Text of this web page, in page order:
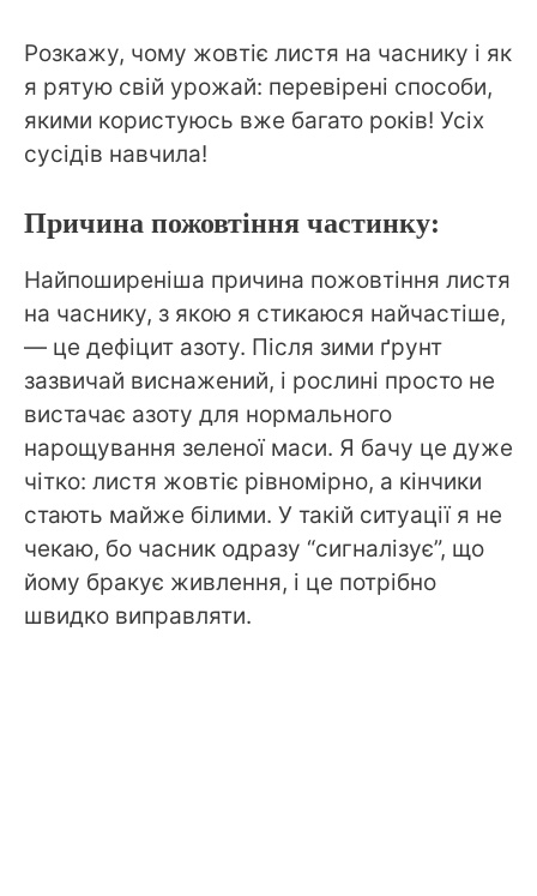
Розкажу, чому жовтіє листя на часнику і як
я рятую свій урожай: перевірені способи,
якими користуюсь вже багато років! Усіх
сусідів навчила!
Причина пожовтіння частинку:
Найпоширеніша причина пожовтіння листя
на часнику, з якою я стикаюся найчастіше,
— це дефіцит азоту. Після зими ґрунт
зазвичай виснажений, і рослині просто не
вистачає азоту для нормального
нарощування зеленої маси. Я бачу це дуже
чітко: листя жовтіє рівномірно, а кінчики
стають майже білими. У такій ситуації я не
чекаю, бо часник одразу “сигналізує”, що
йому бракує живлення, і це потрібно
швидко виправляти.